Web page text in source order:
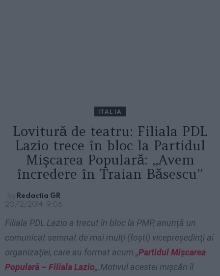
ITALIA
Lovitură de teatru: Filiala PDL
Lazio trece în bloc la Partidul
Mişcarea Populară: „Avem
încredere în Traian Băsescu”
by Redactia GR
20/12/2014, 9:06
Filiala PDL Lazio a trecut în bloc la PMP, anunţă un
comunicat semnat de mai mulţi (foşti) vicepreşedinţi ai
organizaţiei, care au format acum „Partidul Mişcarea
Populară – Filiala Lazio„.Motivul acestei mişcări îl